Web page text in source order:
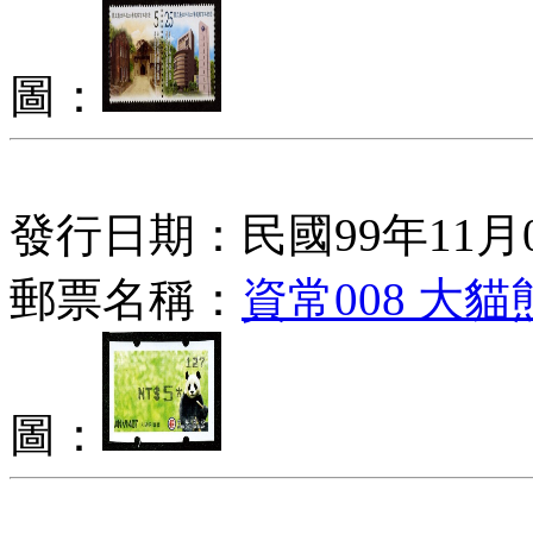
圖：
發行日期：民國99年11月
郵票名稱： 資常008 大貓
圖：